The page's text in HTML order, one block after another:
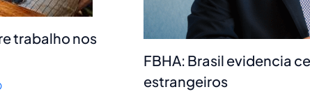
trabalho nos
FBHA: Brasil evidencia
estrangeiros